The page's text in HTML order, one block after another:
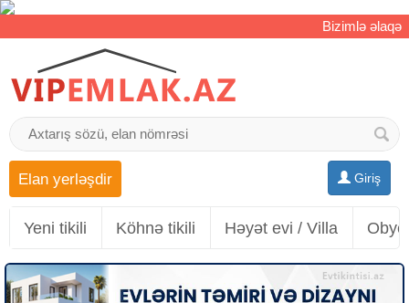
Bizimlə əlaqə
Giriş
Elan yerləşdir
Yeni tikili Köhnə tikili Həyət evi / Villa